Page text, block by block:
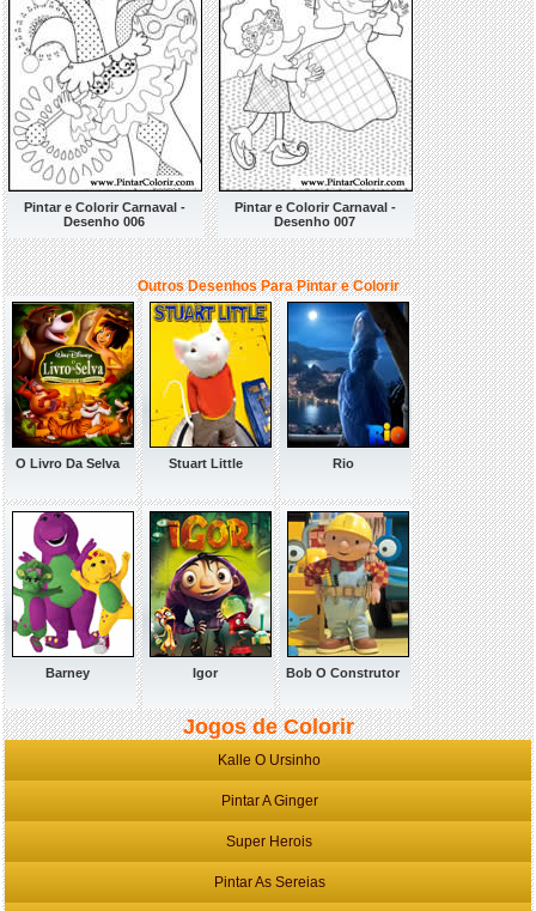
Pintar e Colorir Carnaval -
Desenho 006
Pintar e Colorir Carnaval -
Desenho 007
Outros Desenhos Para Pintar e Colorir
O Livro Da Selva Stuart Little Rio
Barney Igor Bob O Construtor
Jogos de Colorir
Kalle O Ursinho
Pintar A Ginger
Super Herois
Pintar As Sereias